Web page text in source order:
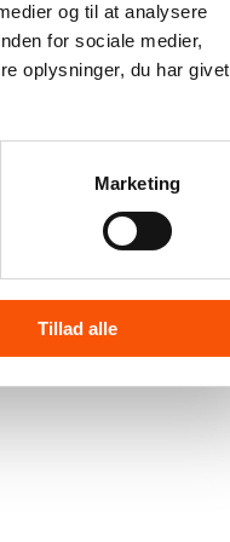
og til at analysere
for sociale medier,
oplysninger, du har givet
Marketing
Tillad alle